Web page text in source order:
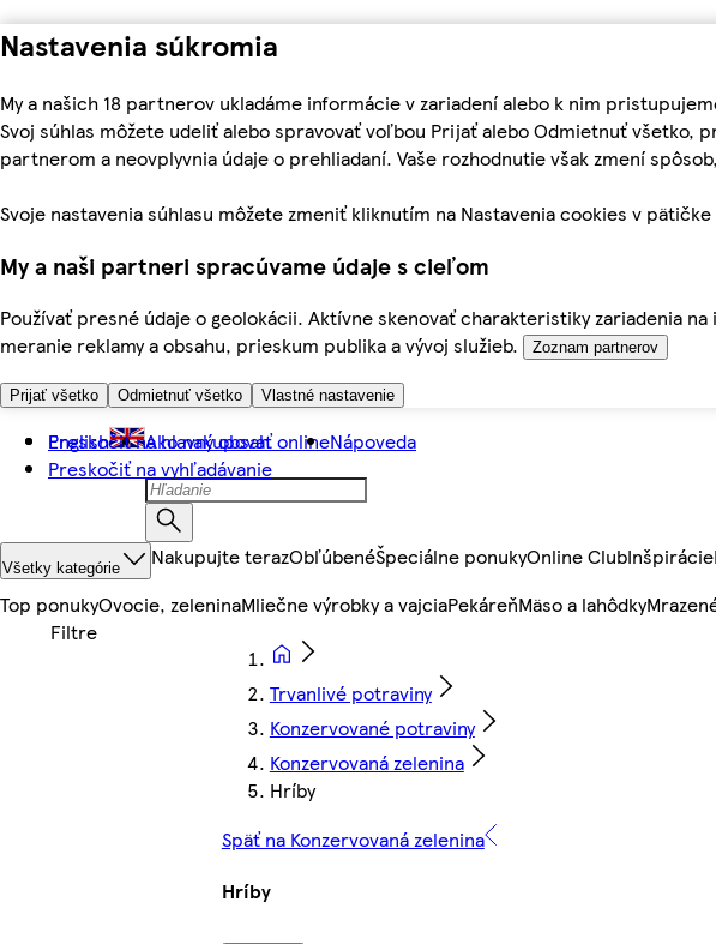
Nastavenia súkromia
My a našich 18 partnerov ukladáme informácie v zariadení alebo k nim
Svoj súhlas môžete udeliť alebo spravovať voľbou Prijať alebo Odmietnuť všetko,
partnerom a neovplyvnia údaje o prehliadaní. Vaše rozhodnutie však zmení
Svoje nastavenia súhlasu môžete zmeniť kliknutím na Nastavenia cookies v
My a naši partneri spracúvame údaje s cieľom
Používať presné údaje o geolokácii. Aktívne skenovať charakteristiky zariadenia
meranie reklamy a obsahu, prieskum publika a vývoj služieb.
Zoznam partnerov
Prijať všetko Odmietnuť všetko Vlastné nastavenie
Preskočiť na hlavný obsah
Preskočiť na vyhľadávanie
English Ako nakupovať onlineNápoveda
Všetky kategórie Nakupujte terazObľúbenéŠpeciálne ponukyOnline ClubInšpirácie
Top ponukyOvocie, zeleninaMliečne výrobky a vajciaPekáreňMäso a lahôdky
Trvanlivé potraviny
Konzervované potraviny
Konzervovaná zelenina
Hríby
Späť na Konzervovaná zelenina
Hríby